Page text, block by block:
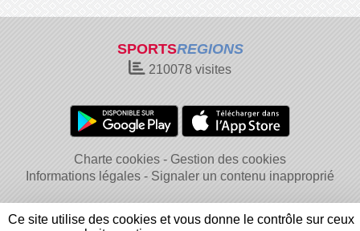
SPORTSREGIONS
210078 visites
Charte cookies
Gestion des cookies
Informations légales
Signaler un contenu inapproprié
Ce site utilise des cookies et vous donne le contrôle sur ceux